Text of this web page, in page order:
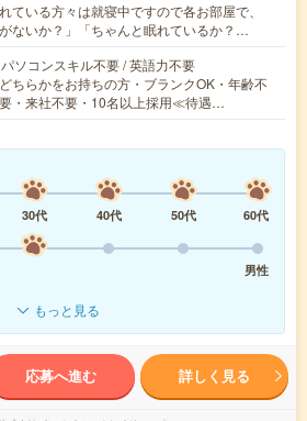
ている方々は就寝中ですので各お部屋で、
がないか？」「ちゃんと眠れているか？…
ソコンスキル不要 / 英語力不要
ちらかをお持ちの方・ブランクOK・年齢不
・来社不要・10名以上採用≪待遇…
30代 40代 50代
60代
男性
もっと見る
応募へ進む 詳しく見る